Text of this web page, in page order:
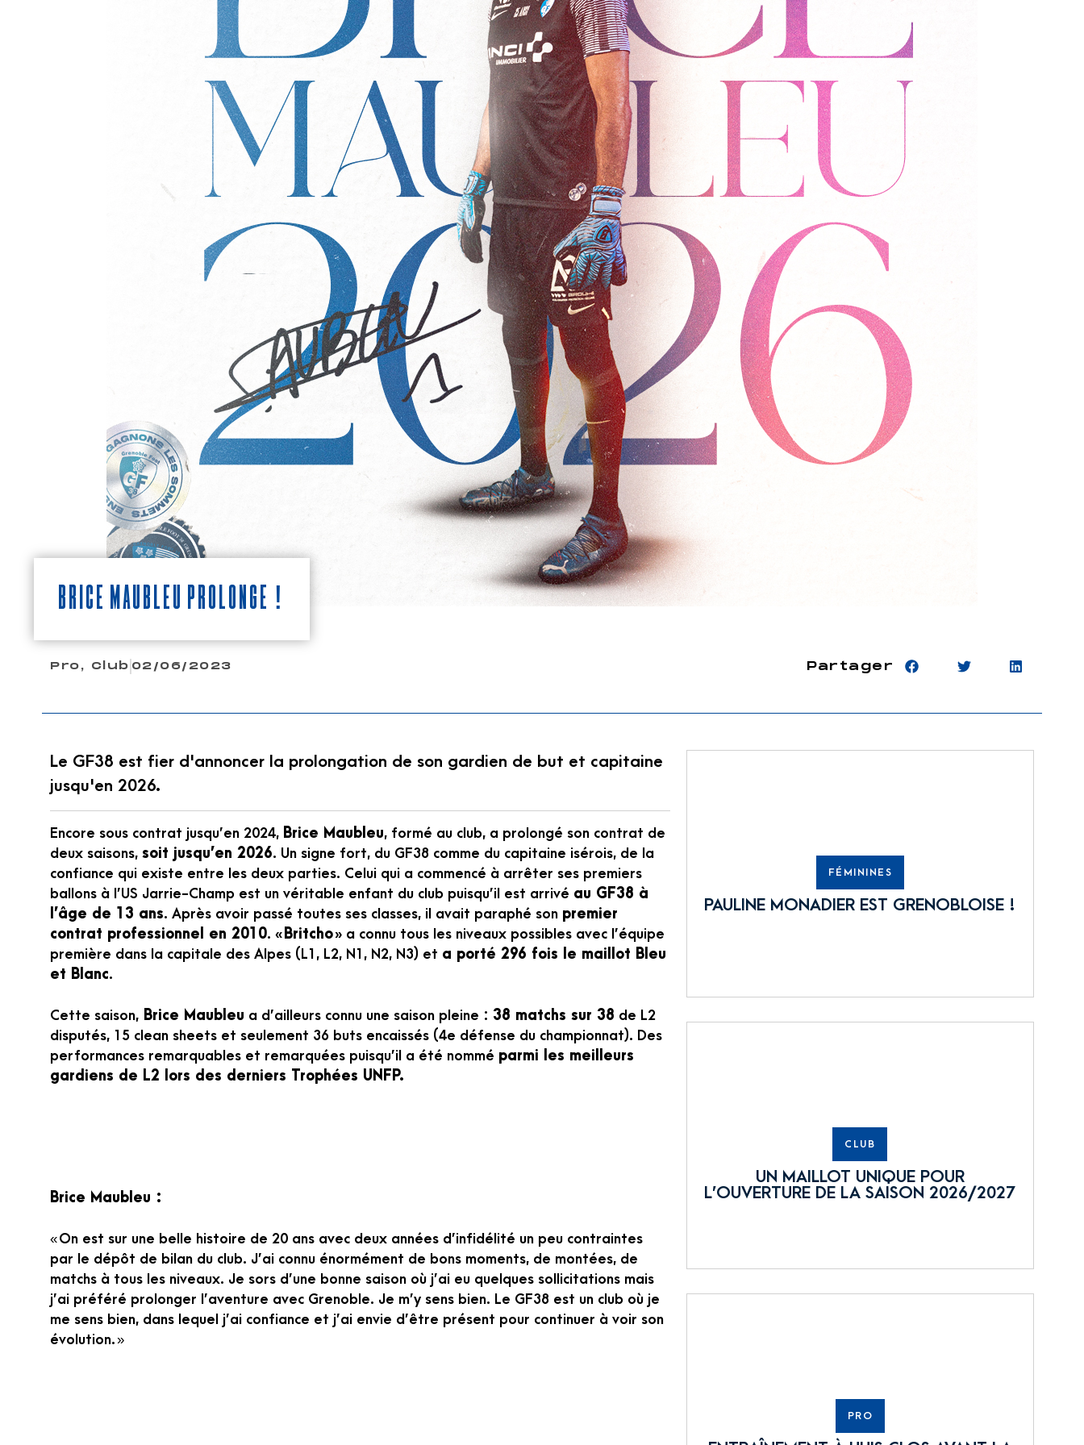
Brice Maubleu prolonge !
Pro, Club 02/06/2023 Partager
Le GF38 est fier d'annoncer la prolongation de son gardien de but et capitaine
jusqu'en 2026.
Encore sous contrat jusqu’en 2024, Brice Maubleu, formé au club, a prolongé son contrat de
deux saisons, soit jusqu’en 2026. Un signe fort, du GF38 comme du capitaine isérois, de la
confiance qui existe entre les deux parties. Celui qui a commencé à arrêter ses premiers
ballons à l’US Jarrie-Champ est un véritable enfant du club puisqu’il est arrivé au GF38 à
l’âge de 13 ans. Après avoir passé toutes ses classes, il avait paraphé son premier
contrat professionnel en 2010. « Britcho » a connu tous les niveaux possibles avec l’équipe
première dans la capitale des Alpes (L1, L2, N1, N2, N3) et a porté 296 fois le maillot Bleu
et Blanc.
Cette saison, Brice Maubleu a d’ailleurs connu une saison pleine : 38 matchs sur 38 de L2
disputés, 15 clean sheets et seulement 36 buts encaissés (4e défense du championnat). Des
performances remarquables et remarquées puisqu’il a été nommé parmi les meilleurs
gardiens de L2 lors des derniers Trophées UNFP.
Brice Maubleu :
« On est sur une belle histoire de 20 ans avec deux années d’infidélité un peu contraintes
par le dépôt de bilan du club. J’ai connu énormément de bons moments, de montées, de
matchs à tous les niveaux. Je sors d’une bonne saison où j’ai eu quelques sollicitations mais
j’ai préféré prolonger l’aventure avec Grenoble. Je m’y sens bien. Le GF38 est un club où je
me sens bien, dans lequel j’ai confiance et j’ai envie d’être présent pour continuer à voir son
évolution. »
FÉMININES
PAULINE MONADIER EST GRENOBLOISE !
CLUB
UN MAILLOT UNIQUE POUR
L’OUVERTURE DE LA SAISON 2026/2027
PRO